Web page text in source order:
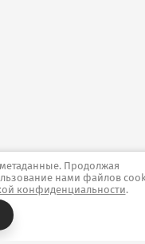
Продолжая
нами файлов
конфиденциальности.